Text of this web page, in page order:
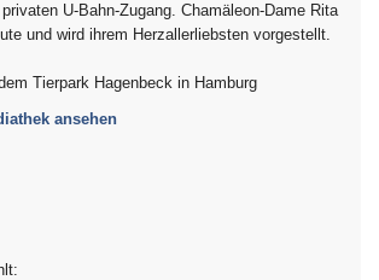
U-Bahn-Zugang. Chamäleon-Dame Rita
und wird ihrem Herzallerliebsten vorgestellt.
Tierpark Hagenbeck in Hamburg
ansehen